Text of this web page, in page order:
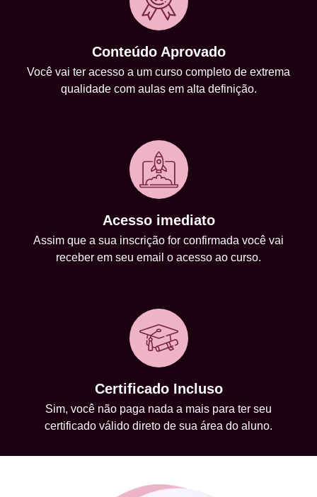
Conteúdo Aprovado
Você vai ter acesso a um curso completo de extrema
qualidade com aulas em alta definição.
Acesso imediato
Assim que a sua inscrição for confirmada você vai
receber em seu email o acesso ao curso.
Certificado Incluso
Sim, você não paga nada a mais para ter seu
certificado válido direto de sua área do aluno.